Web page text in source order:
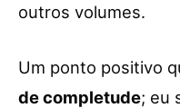
outros volumes.
Um ponto positivo
de completude; eu